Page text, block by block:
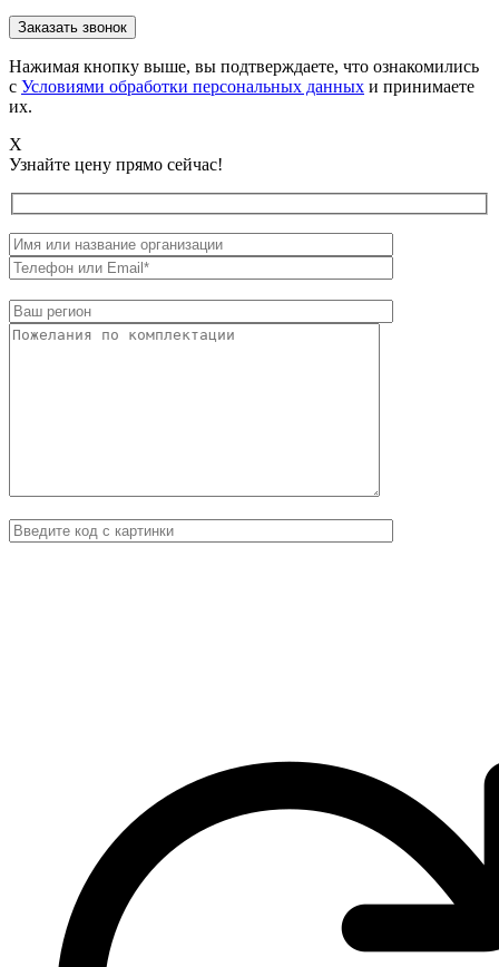
Нажимая кнопку выше, вы подтверждаете, что ознакомились
с Условиями обработки персональных данных и принимаете
их.
X
Узнайте цену прямо сейчас!